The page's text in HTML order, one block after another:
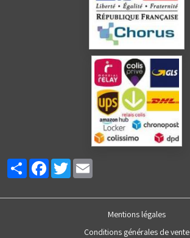
PartagerFacebookTwitter
Mentions légales
Conditions générales de vente